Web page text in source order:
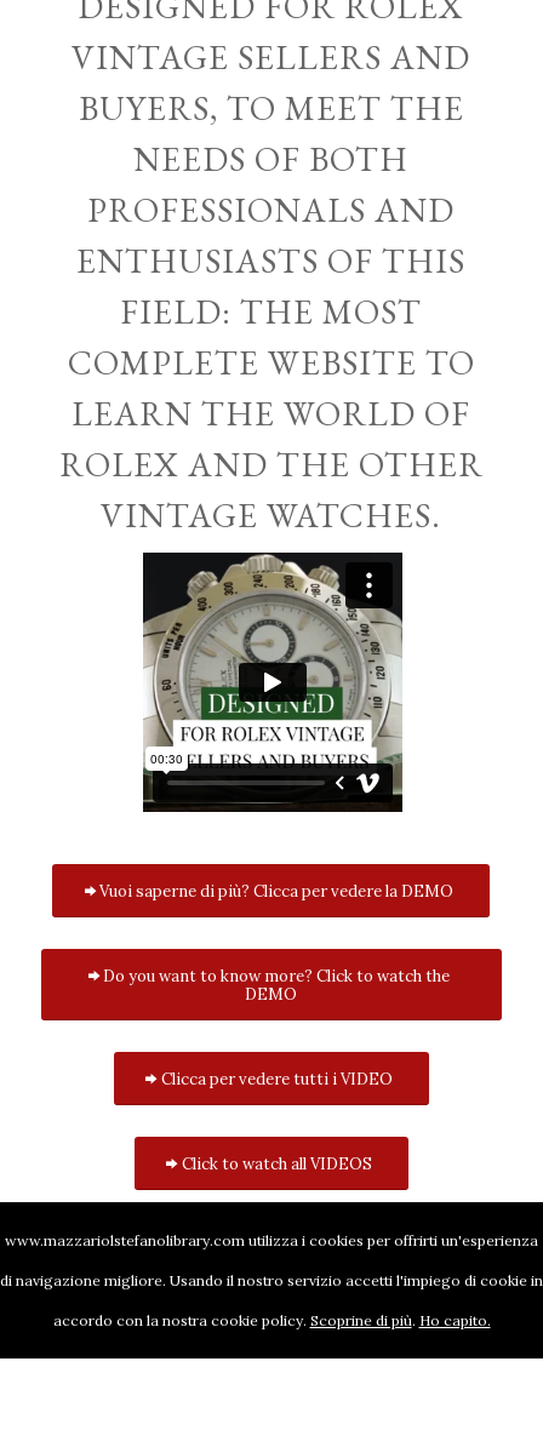
VINTAGE SELLERS AND
BUYERS, TO MEET THE
NEEDS OF BOTH
PROFESSIONALS AND
ENTHUSIASTS OF THIS
FIELD: THE MOST
COMPLETE WEBSITE TO
LEARN THE WORLD OF
ROLEX AND THE OTHER
VINTAGE WATCHES.
Vuoi saperne di più? Clicca per vedere la DEMO
Do you want to know more? Click to watch the
DEMO
Clicca per vedere tutti i VIDEO
Click to watch all VIDEOS
www.mazzariolstefanolibrary.com utilizza i cookies per offrirti un'esperienza
di navigazione migliore. Usando il nostro servizio accetti l'impiego di cookie in
accordo con la nostra cookie policy. Scoprine di più. Ho capito.